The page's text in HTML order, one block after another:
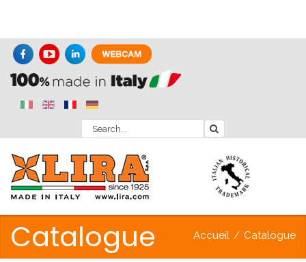
Catalogue Accueil / Catalogue